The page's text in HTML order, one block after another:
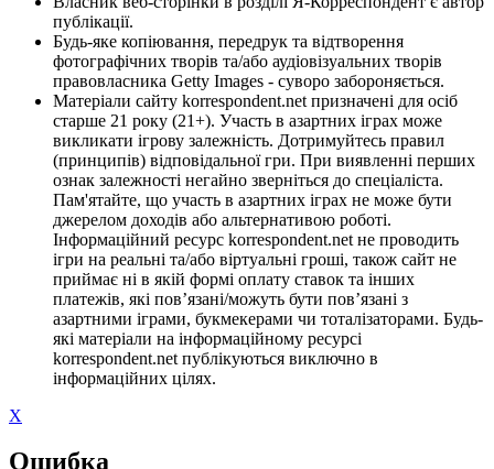
публікації.
Будь-яке копіювання, передрук та відтворення
фотографічних творів та/або аудіовізуальних творів
правовласника Getty Images - суворо забороняється.
Матеріали сайту korrespondent.net призначені для осіб
старше 21 року (21+). Участь в азартних іграх може
викликати ігрову залежність. Дотримуйтесь правил
(принципів) відповідальної гри. При виявленні перших
ознак залежності негайно зверніться до спеціаліста.
Пам'ятайте, що участь в азартних іграх не може бути
джерелом доходів або альтернативою роботі.
Інформаційний ресурс korrespondent.net не проводить
ігри на реальні та/або віртуальні гроші, також сайт не
приймає ні в якій формі оплату ставок та інших
платежів, які пов’язані/можуть бути пов’язані з
азартними іграми, букмекерами чи тоталізаторами. Будь-
які матеріали на інформаційному ресурсі
korrespondent.net публікуються виключно в
інформаційних цілях.
X
Ошибка